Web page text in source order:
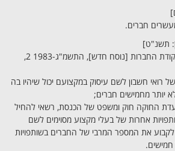
חברים.
על אף האמור בסעיף 3, ובפקודת החברות [נוסח חדש], התשמ"ג-1983 2,
של רואי חשבון לשם עיסוק במקצועם יכול שיהיו בה
יותר מחמישים חברים;
החוקה חוק ומשפט של הכנסת, רשאי להחיל
פסקה (1) על שותפויות אחרות של בעלי מקצוע מסוימים לשם
את המספר המרבי של החברים בשותפויות